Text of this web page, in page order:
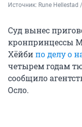
Источник: Rune Hellestad
Суд вынес
кронпринцессы
Хёйбипо делу о
четырем годам
сообщило
Осло.